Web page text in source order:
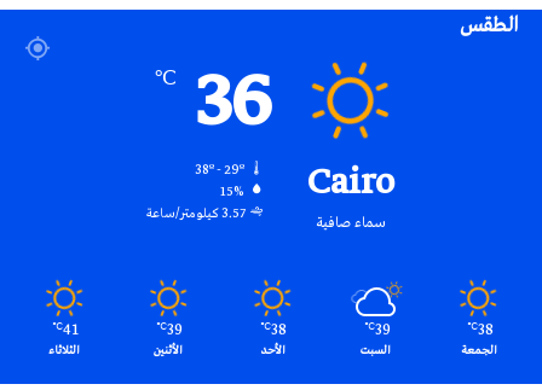
الطقس
Cairo
سماء صافية
36
℃
15%
3.57 كيلومتر/ساعة
38
℃
الجمعة
39
℃
السبت
38
℃
الأحد
39
℃
الأثنين
41
℃
الثلاثاء